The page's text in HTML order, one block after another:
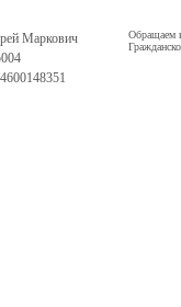
Маркович
Обращаем